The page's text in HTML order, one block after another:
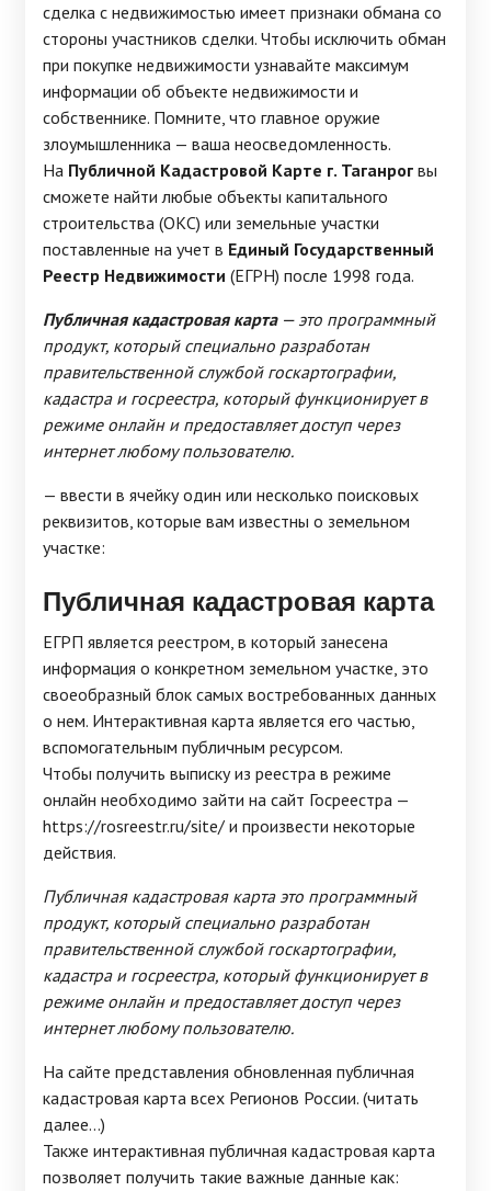
сделка с недвижимостью имеет признаки обмана со
стороны участников сделки. Чтобы исключить обман
при покупке недвижимости узнавайте максимум
информации об объекте недвижимости и
собственнике. Помните, что главное оружие
злоумышленника — ваша неосведомленность.
На Публичной Кадастровой Карте г. Таганрог вы
сможете найти любые объекты капитального
строительства (ОКС) или земельные участки
поставленные на учет в Единый Государственный
Реестр Недвижимости (ЕГРН) после 1998 года.
Публичная кадастровая карта— это программный
продукт, который специально разработан
правительственной службой госкартографии,
кадастра и госреестра, который функционирует в
режиме онлайн и предоставляет доступ через
интернет любому пользователю.
— ввести в ячейку один или несколько поисковых
реквизитов, которые вам известны о земельном
участке:
Публичная кадастровая карта
ЕГРП является реестром, в который занесена
информация о конкретном земельном участке, это
своеобразный блок самых востребованных данных
о нем. Интерактивная карта является его частью,
вспомогательным публичным ресурсом.
Чтобы получить выписку из реестра в режиме
онлайн необходимо зайти на сайт Госреестра —
https://rosreestr.ru/site/ и произвести некоторые
действия.
Публичная кадастровая карта это программный
продукт, который специально разработан
правительственной службой госкартографии,
кадастра и госреестра, который функционирует в
режиме онлайн и предоставляет доступ через
интернет любому пользователю.
На сайте представления обновленная публичная
кадастровая карта всех Регионов России. (читать
далее...)
Также интерактивная публичная кадастровая карта
позволяет получить такие важные данные как: